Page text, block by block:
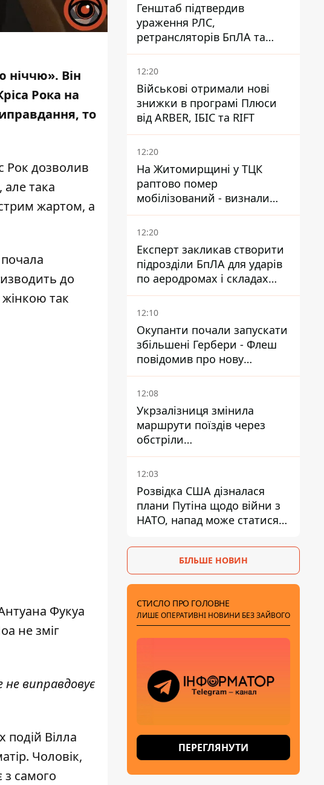
ніччю». Він
Рока на
то
Рок дозволив
, але така
жартом, а
до
так
Фукуа
не зміг
не виправдовує
Вілла
Чоловік,
з самого
Генштаб підтвердив
ураження РЛС,
ретрансляторів БпЛА та
інших військових об'єктів
РФ у Криму й на півдні
12:20
Військові отримали нові
знижки в програмі Плюси
від ARBER, ІБІС та RIFT
12:20
На Житомирщині у ТЦК
раптово помер
мобілізований - визнали
придатним і одразу ж
зупинилося серце
12:20
Експерт закликав створити
підрозділи БпЛА для ударів
по аеродромах і складах
КАБів ворога
12:10
Окупанти почали запускати
збільшені Гербери - Флеш
повідомив про нову
модифікацію дрона
12:08
Укрзалізниця змінила
маршрути поїздів через
обстріли
Дніпропетровщини,
Харківщини й Запоріжжя
12:03
Розвідка США дізналася
плани Путіна щодо війни з
НАТО, напад може статися
деталі
БІЛЬШЕ НОВИН
СТИСЛО ПРО ГОЛОВНЕ
ЛИШЕ ОПЕРАТИВНІ НОВИНИ БЕЗ ЗАЙВОГО
ПЕРЕГЛЯНУТИ